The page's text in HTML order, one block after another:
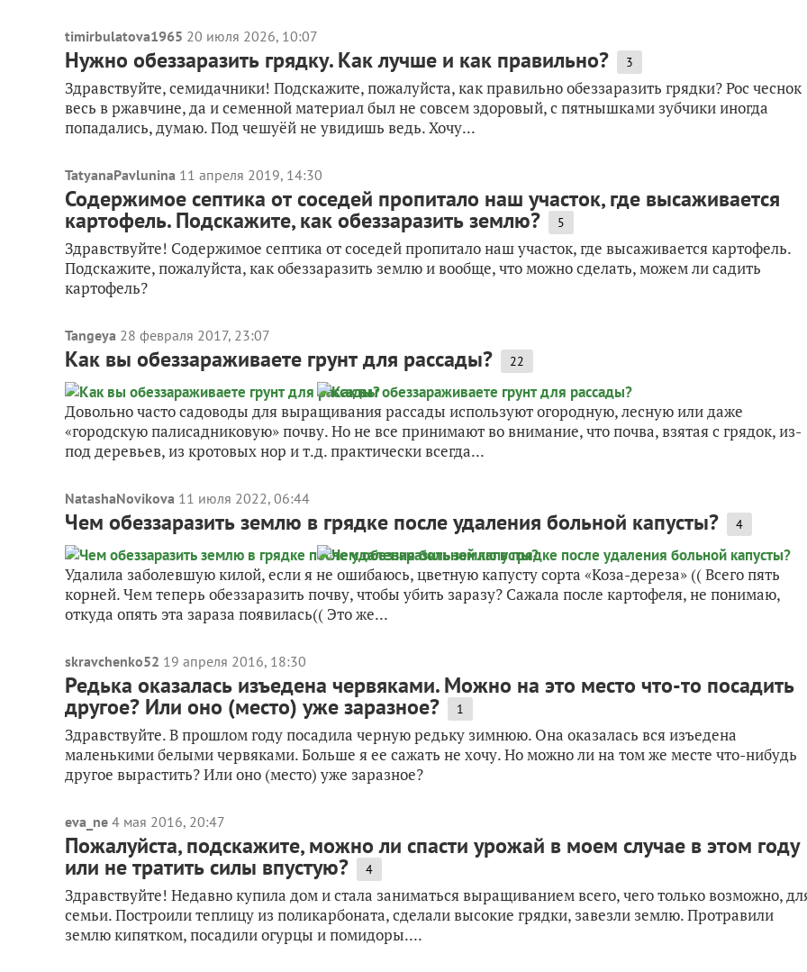
timirbulatova1965 20 июля 2026, 10:07
Нужно обеззаразить грядку. Как лучше и как правильно? 3
Здравствуйте, семидачники! Подскажите, пожалуйста, как правильно обеззаразить грядки? Рос чеснок
весь в ржавчине, да и семенной материал был не совсем здоровый, с пятнышками зубчики иногда
попадались, думаю. Под чешуёй не увидишь ведь. Хочу...
TatyanaPavlunina 11 апреля 2019, 14:30
Содержимое септика от соседей пропитало наш участок, где высаживается
картофель. Подскажите, как обеззаразить землю? 5
Здравствуйте! Содержимое септика от соседей пропитало наш участок, где высаживается картофель.
Подскажите, пожалуйста, как обеззаразить землю и вообще, что можно сделать, можем ли садить
картофель?
Tangeya 28 февраля 2017, 23:07
Как вы обеззараживаете грунт для рассады? 22
Довольно часто садоводы для выращивания рассады используют огородную, лесную или даже
«городскую палисадниковую» почву. Но не все принимают во внимание, что почва, взятая с грядок, из-
под деревьев, из кротовых нор и т.д. практически всегда...
NatashaNovikova 11 июля 2022, 06:44
Чем обеззаразить землю в грядке после удаления больной капусты? 4
Удалила заболевшую килой, если я не ошибаюсь, цветную капусту сорта «Коза-дереза» (( Всего пять
корней. Чем теперь обеззаразить почву, чтобы убить заразу? Сажала после картофеля, не понимаю,
откуда опять эта зараза появилась(( Это же...
skravchenko52 19 апреля 2016, 18:30
Редька оказалась изъедена червяками. Можно на это место что-то посадить
другое? Или оно (место) уже заразное? 1
Здравствуйте. В прошлом году посадила черную редьку зимнюю. Она оказалась вся изъедена
маленькими белыми червяками. Больше я ее сажать не хочу. Но можно ли на том же месте что-нибудь
другое вырастить? Или оно (место) уже заразное?
eva_ne 4 мая 2016, 20:47
Пожалуйста, подскажите, можно ли спасти урожай в моем случае в этом году
или не тратить силы впустую? 4
Здравствуйте! Недавно купила дом и стала заниматься выращиванием всего, чего только возможно,
семьи. Построили теплицу из поликарбоната, сделали высокие грядки, завезли землю. Протравили
землю кипятком, посадили огурцы и помидоры....